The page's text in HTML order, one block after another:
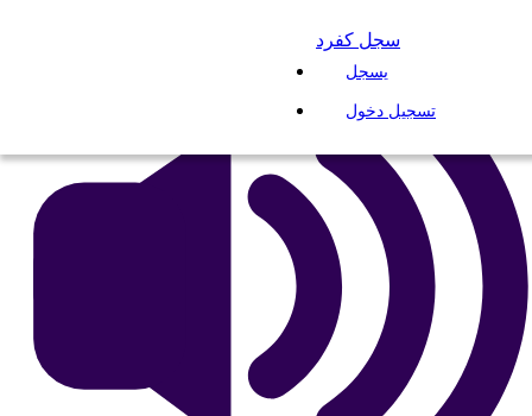
سجل كفرد
يسجل
تسجيل دخول